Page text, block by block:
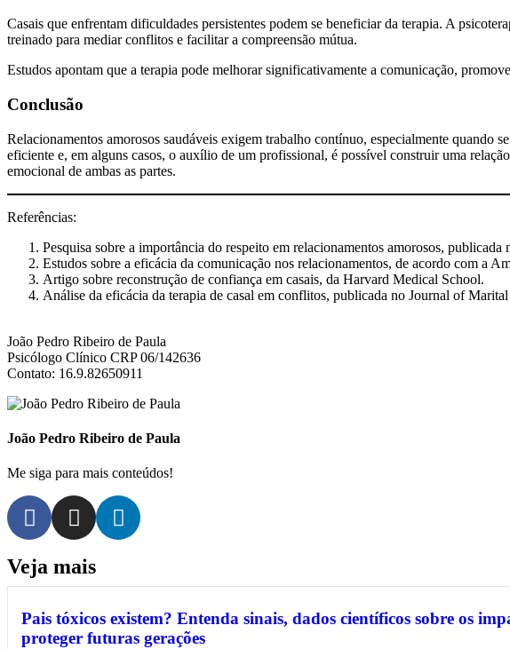
Casais que enfrentam dificuldades persistentes podem se beneficiar da terapia. A
treinado para mediar conflitos e facilitar a compreensão mútua.
Estudos apontam que a terapia pode melhorar significativamente a comunicação,
Conclusão
Relacionamentos amorosos saudáveis exigem trabalho contínuo, especialmente quando
eficiente e, em alguns casos, o auxílio de um profissional, é possível construir uma
emocional de ambas as partes.
Referências:
Pesquisa sobre a importância do respeito em relacionamentos amorosos,
Estudos sobre a eficácia da comunicação nos relacionamentos, de acordo com a
Artigo sobre reconstrução de confiança em casais, da Harvard Medical School.
Análise da eficácia da terapia de casal em conflitos, publicada no Journal of
João Pedro Ribeiro de Paula
Psicólogo Clínico CRP 06/142636
Contato: 16.9.82650911
João Pedro Ribeiro de Paula
Me siga para mais conteúdos!
Veja mais
Pais tóxicos existem? Entenda sinais, dados científicos sobre os
proteger futuras gerações